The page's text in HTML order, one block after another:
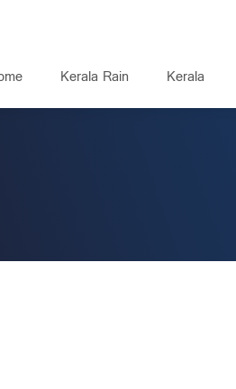
Kerala Rain Kerala